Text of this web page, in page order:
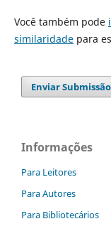
Você também pode
similaridadepara
Enviar Submissão
Informações
Para Leitores
Para Autores
Para Bibliotecários